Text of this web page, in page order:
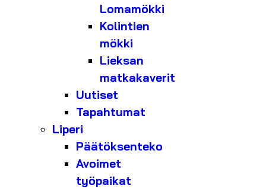
Lomamökki
Kolintien
mökki
Lieksan
matkakaverit
Uutiset
Tapahtumat
Liperi
Päätöksenteko
Avoimet
työpaikat